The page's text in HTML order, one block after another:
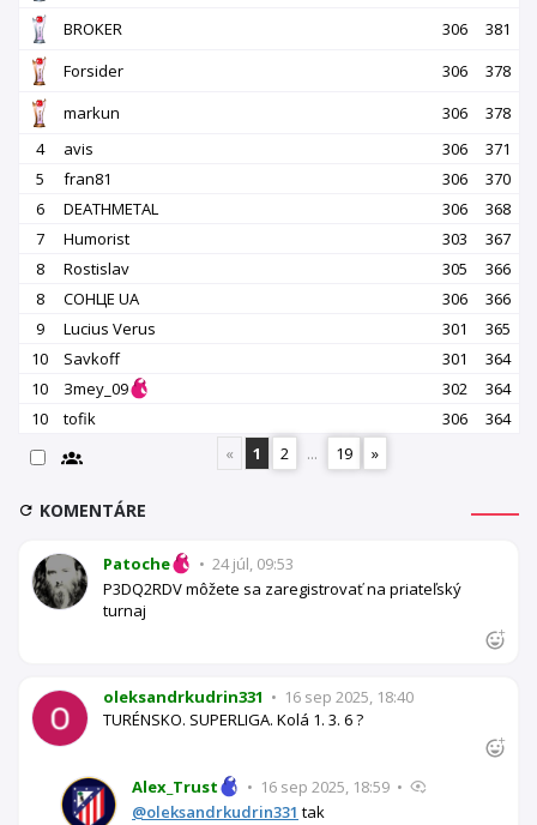
BROKER
306
381
Forsider
306
378
markun
306
378
4
avis 306
371
5
fran81 306
370
6
DEATHMETAL 306
368
7
Humorist 303
367
8
Rostislav 305
366
8
СОНЦЕ UA 306
366
9
Lucius Verus 301
365
10
Savkoff 301
364
10
Зmey_09 302
364
10
tofik 306
364
«
1 2 ... 19 »
KOMENTÁRE
Patoche • 24 júl, 09:53
P3DQ2RDV môžete sa zaregistrovať na priateľský
turnaj
oleksandrkudrin331 • 16 sep 2025, 18:40
TURÉNSKO. SUPERLIGA. Kolá 1. 3. 6 ?
Alex_Trust • 16 sep 2025, 18:59 •
@oleksandrkudrin331 tak